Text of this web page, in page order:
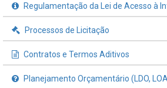
Regulamentação da Lei de Acesso à
Processos de Licitação
Contratos e Termos Aditivos
Planejamento Orçamentário (LDO,